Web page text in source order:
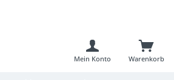
Warenkorb
Mein Konto